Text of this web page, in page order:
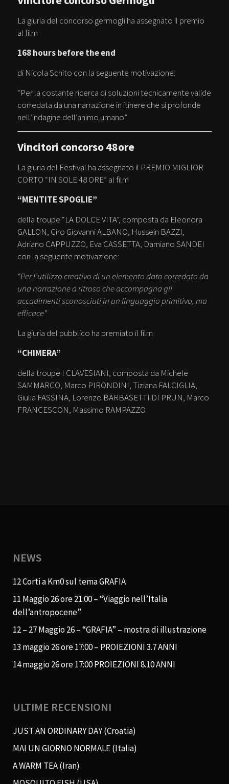
La giuria del concorso germogli ha assegnato il premio
al film
168 hours before the end
di Nicola Schito con la seguente motivazione:
“Per la costante ricerca di soluzioni tecnicamente valide
corredata da una narrazione in itinere che si profonde
nell’indagine dell’animo umano”
Vincitori concorso 48ore
La giuria del Festival ha assegnato il PREMIO MIGLIOR
CORTO “IN SOLE 48 ORE” al film
“MENTITE SPOGLIE”
della troupe “LA DOLCE VITA”, composta da Eleonora
GALLON, Ciro Giovanni ALBANO, Hussein BAZZI,
Adriano CAPPUZZO, Eva CASSETTA, Damiano SANDEI
con la seguente motivazione:
“Per l’utilizzo creativo di un elemento dato corredato da
una narrazione a ritroso che accompagna gli
accadimenti sconosciuti in un linguaggio primitivo, ma
efficace”
La giuria del pubblico ha premiato il film
“CHIMERA”
della troupe I CLAVESIANI, composta da Michele
SAMMARCO, Marco PIRONDINI, Tiziana FALCIGLIA,
Giulia FASSINA, Lorenzo BARBASETTI DI PRUN, Marco
FRANCESCON, Massimo RAMPAZZO
NEWS
12 Corti a Km0 sul tema GRAFIA
11 Maggio 26 ore 21:00 – “Viaggio nell’Italia
dell’antropocene”
12 – 27 Maggio 26 – “GRAFIA” – mostra di illustrazione
13 maggio 26 ore 17:00 – PROIEZIONI 3.7 ANNI
14 maggio 26 ore 17:00 PROIEZIONI 8.10 ANNI
ULTIME RECENSIONI
JUST AN ORDINARY DAY (Croatia)
MAI UN GIORNO NORMALE (Italia)
A WARM TEA (Iran)